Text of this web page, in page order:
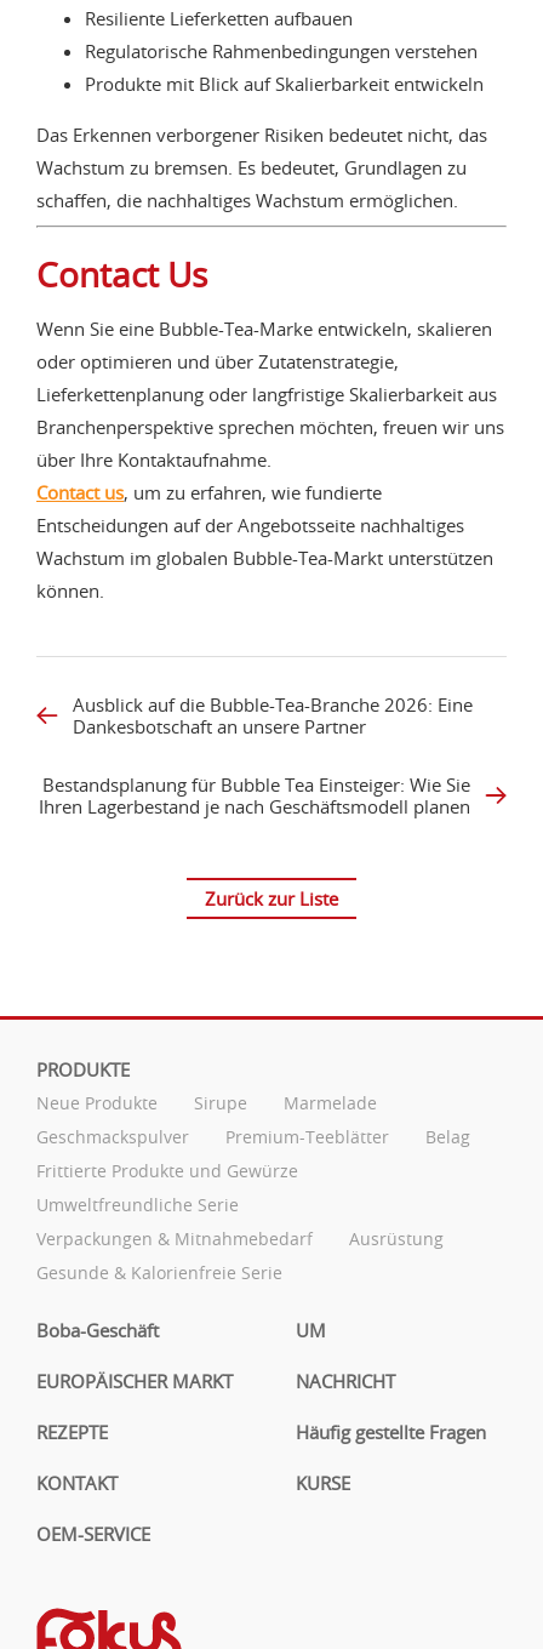
Resiliente Lieferketten aufbauen
Regulatorische Rahmenbedingungen verstehen
Produkte mit Blick auf Skalierbarkeit entwickeln
Das Erkennen verborgener Risiken bedeutet nicht, das
Wachstum zu bremsen. Es bedeutet, Grundlagen zu
schaffen, die nachhaltiges Wachstum ermöglichen.
Contact Us
Wenn Sie eine Bubble-Tea-Marke entwickeln, skalieren
oder optimieren und über Zutatenstrategie,
Lieferkettenplanung oder langfristige Skalierbarkeit aus
Branchenperspektive sprechen möchten, freuen wir uns
über Ihre Kontaktaufnahme.
Contact us, um zu erfahren, wie fundierte
Entscheidungen auf der Angebotsseite nachhaltiges
Wachstum im globalen Bubble-Tea-Markt unterstützen
können.
Ausblick auf die Bubble-Tea-Branche 2026: Eine
Dankesbotschaft an unsere Partner
Bestandsplanung für Bubble Tea Einsteiger: Wie Sie
Ihren Lagerbestand je nach Geschäftsmodell planen
Zurück zur Liste
PRODUKTE
Neue Produkte Sirupe
Marmelade
Geschmackspulver
Premium-Teeblätter
Belag
Frittierte Produkte und Gewürze
Umweltfreundliche Serie
Verpackungen & Mitnahmebedarf
Ausrüstung
Gesunde & Kalorienfreie Serie
Boba-Geschäft UM
EUROPÄISCHER MARKT NACHRICHT
REZEPTE Häufig gestellte Fragen
KONTAKT KURSE
OEM-SERVICE